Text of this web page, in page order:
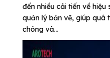
đến nhiều cải tiến về
quản lý bản vẽ, giúp quá
chóng và...